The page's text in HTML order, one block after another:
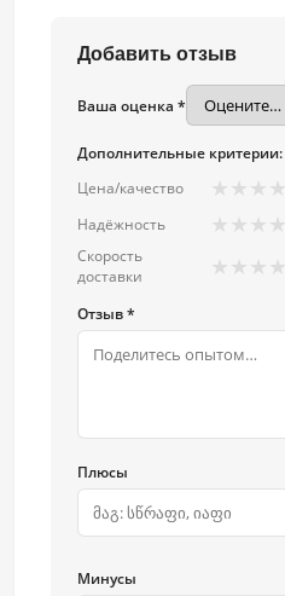
Добавить отзыв
Ваша оценка *
Дополнительные критерии:
Цена/качество
★ ★ ★ ★
Надёжность ★ ★ ★ ★
Скорость
доставки
★ ★ ★ ★
Отзыв *
Плюсы
Минусы